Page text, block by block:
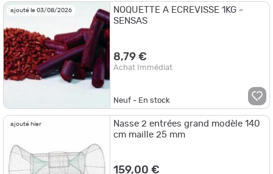
ajouté le 03/08/2026
NOQUETTE A ECREVISSE 1KG -
SENSAS
8,79 €
Achat Immédiat
Neuf - En stock
ajouté hier
Nasse 2 entrées grand modèle 140
cm maille 25 mm
159,00 €